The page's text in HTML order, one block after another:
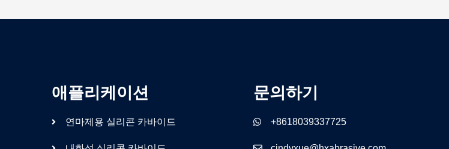
애플리케이션
연마제용 실리콘 카바이드
문의하기
+8618039337725